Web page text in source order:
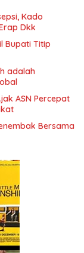
Kado
Dkk
Bupati Titip
adalah
ASN Percepat
Bersama